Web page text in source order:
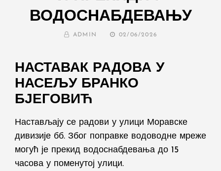
ВОДОСНАБДЕВАЊУ
BY ADMIN
POSTED
02/06/2026
НАСТАВАК РАДОВА У
НАСЕЉУ БРАНКО
БЈЕГОВИЋ
Настављају се радови у улици Моравске
дивизије бб. Због поправке водоводне мреже
могућ је прекид водоснабдевања до 15
часова у поменутој улици.